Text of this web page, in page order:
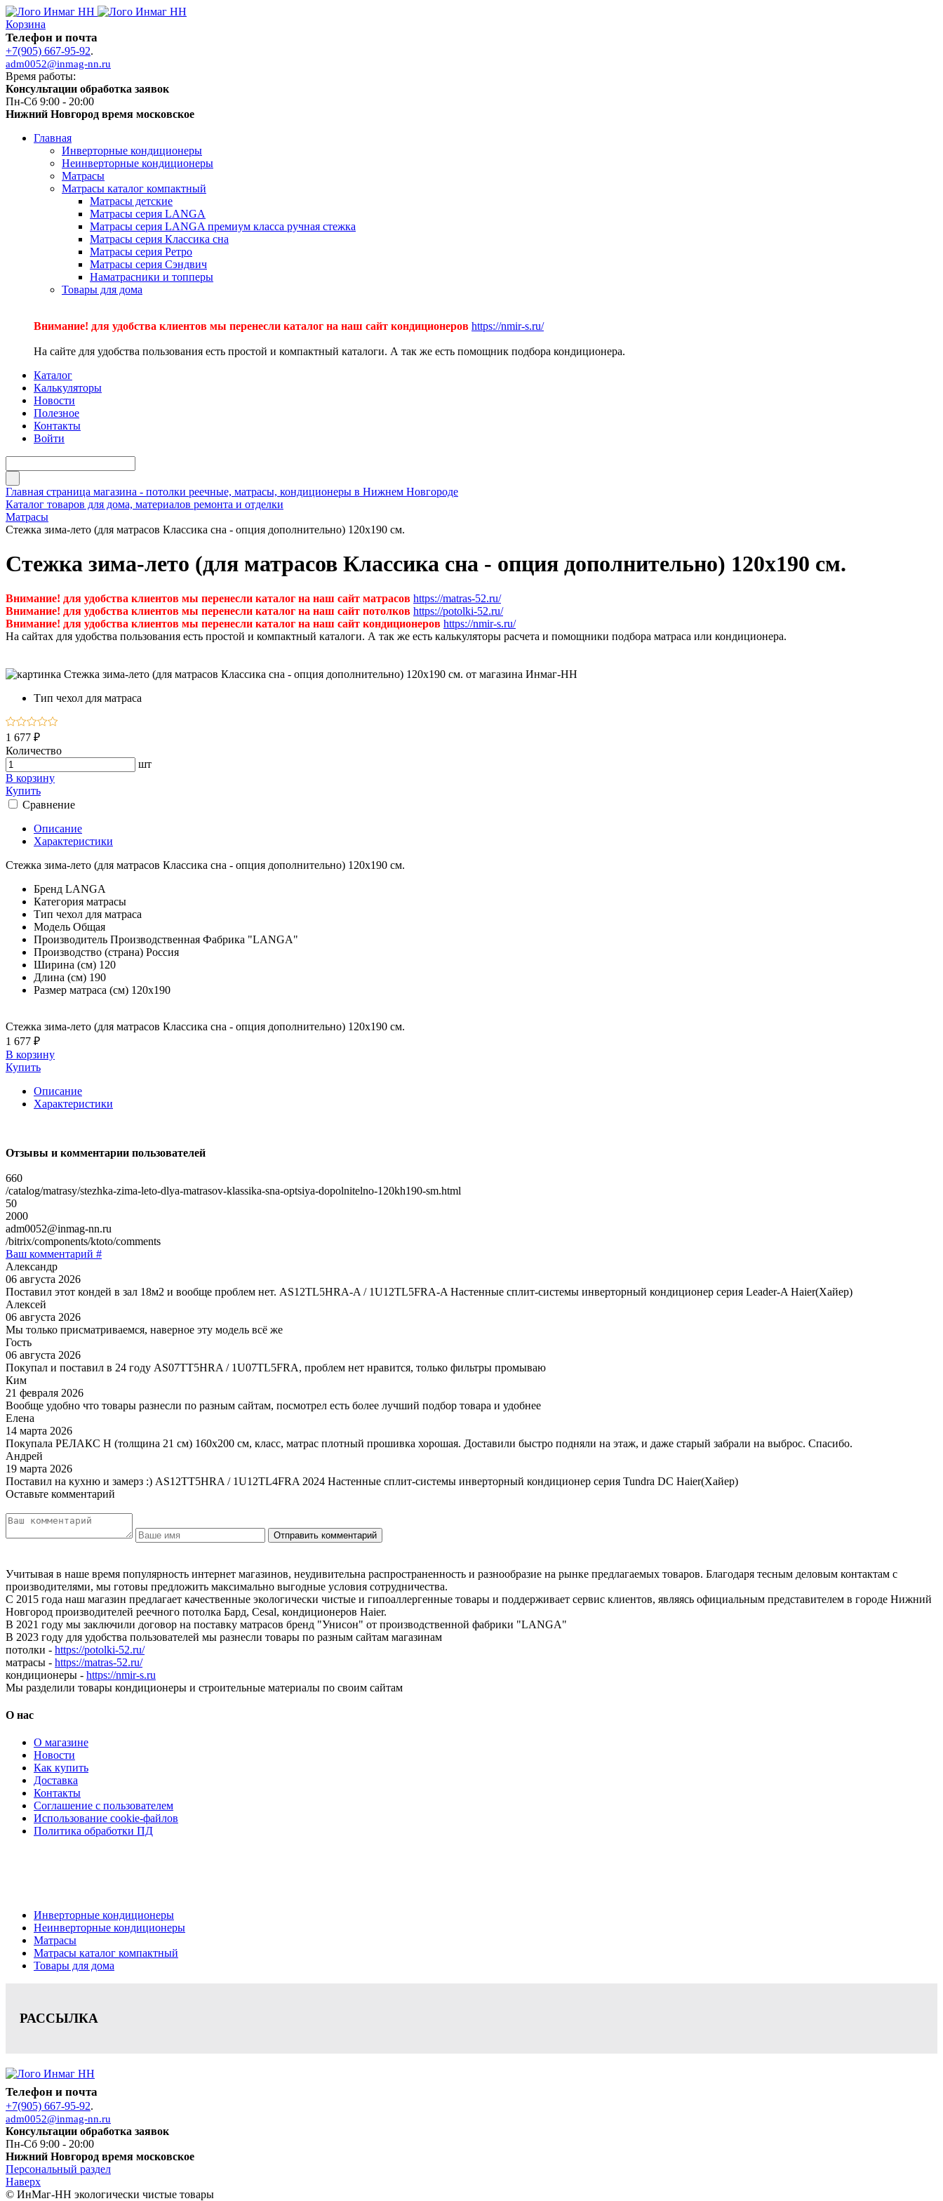
Корзина
Телефон и почта
+7(905) 667-95-92.
adm0052@inmag-nn.ru
Время работы:
Консультации обработка заявок
Пн-Сб 9:00 - 20:00
Нижний Новгород время московское
Главная
Инверторные кондиционеры
Неинверторные кондиционеры
Матрасы
Матрасы каталог компактный
Матрасы детские
Матрасы серия LANGA
Матрасы серия LANGA премиум класса ручная стежка
Матрасы серия Классика сна
Матрасы серия Ретро
Матрасы серия Сэндвич
Наматрасники и топперы
Товары для дома
Внимание! для удобства клиентов мы перенесли каталог на наш сайт кондиционеров https://nmir-s.ru/
На сайте для удобства пользования есть простой и компактный каталоги. А так же есть помощник подбора кондиционера.
Каталог
Калькуляторы
Новости
Полезное
Контакты
Войти
Главная страница магазина - потолки реечные, матрасы, кондиционеры в Нижнем Новгороде
Каталог товаров для дома, материалов ремонта и отделки
Матрасы
Стежка зима-лето (для матрасов Классика сна - опция дополнительно) 120х190 см.
Стежка зима-лето (для матрасов Классика сна - опция дополнительно) 120х190 см.
Внимание! для удобства клиентов мы перенесли каталог на наш сайт матрасов https://matras-52.ru/
Внимание! для удобства клиентов мы перенесли каталог на наш сайт потолков https://potolki-52.ru/
Внимание! для удобства клиентов мы перенесли каталог на наш сайт кондиционеров https://nmir-s.ru/
На сайтах для удобства пользования есть простой и компактный каталоги. А так же есть калькуляторы расчета и помощники подбора матраса или кондиционера.
Тип чехол для матраса
1 677 ₽
Количество
шт
В корзину
Купить
Сравнение
Описание
Характеристики
Стежка зима-лето (для матрасов Классика сна - опция дополнительно) 120х190 см.
Бренд LANGA
Категория матрасы
Тип чехол для матраса
Модель Общая
Производитель Производственная Фабрика "LANGA"
Производство (страна) Россия
Ширина (см) 120
Длина (см) 190
Размер матраса (см) 120х190
Стежка зима-лето (для матрасов Классика сна - опция дополнительно) 120х190 см.
1 677 ₽
В корзину
Купить
Описание
Характеристики
Отзывы и комментарии пользователей
660
/catalog/matrasy/stezhka-zima-leto-dlya-matrasov-klassika-sna-optsiya-dopolnitelno-120kh190-sm.html
50
2000
adm0052@inmag-nn.ru
/bitrix/components/ktoto/comments
Ваш комментарий #
Александр
06 августа 2026
Поставил этот кондей в зал 18м2 и вообще проблем нет. AS12TL5HRA-A / 1U12TL5FRA-A Настенные сплит-системы инверторный кондиционер серия Leader-A Haier(Хайер)
Алексей
06 августа 2026
Мы только присматриваемся, наверное эту модель всё же
Гость
06 августа 2026
Покупал и поставил в 24 году AS07TT5HRA / 1U07TL5FRA, проблем нет нравится, только фильтры промываю
Ким
21 февраля 2026
Вообще удобно что товары разнесли по разным сайтам, посмотрел есть более лучший подбор товара и удобнее
Елена
14 марта 2026
Покупала РЕЛАКС Н (толщина 21 см) 160х200 см, класс, матрас плотный прошивка хорошая. Доставили быстро подняли на этаж, и даже старый забрали на выброс. Спасибо.
Андрей
19 марта 2026
Поставил на кухню и замерз :) AS12TT5HRA / 1U12TL4FRA 2024 Настенные сплит-системы инверторный кондиционер серия Tundra DC Haier(Хайер)
Оставьте комментарий
Учитывая в наше время популярность интернет магазинов, неудивительна распространенность и разнообразие на рынке предлагаемых товаров. Благодаря тесным деловым контактам с
производителями, мы готовы предложить максимально выгодные условия сотрудничества.
С 2015 года наш магазин предлагает качественные экологически чистые и гипоаллергенные товары и поддерживает сервис клиентов, являясь официальным представителем в городе Нижний
Новгород производителей реечного потолка Бард, Cesal, кондиционеров Haier.
В 2021 году мы заключили договор на поставку матрасов бренд "Унисон" от производственной фабрики "LANGA"
В 2023 году для удобства пользователей мы разнесли товары по разным сайтам магазинам
потолки - https://potolki-52.ru/
матрасы - https://matras-52.ru/
кондиционеры - https://nmir-s.ru
Мы разделили товары кондиционеры и строительные материалы по своим сайтам
О нас
О магазине
Новости
Как купить
Доставка
Контакты
Соглашение с пользователем
Использование cookie-файлов
Политика обработки ПД
Инверторные кондиционеры
Неинверторные кондиционеры
Матрасы
Матрасы каталог компактный
Товары для дома
РАССЫЛКА
Телефон и почта
+7(905) 667-95-92.
adm0052@inmag-nn.ru
Консультации обработка заявок
Пн-Сб 9:00 - 20:00
Нижний Новгород время московское
Персональный раздел
Наверх
© ИнМаг-НН экологически чистые товары